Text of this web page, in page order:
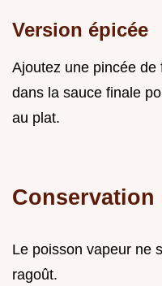
Version épicée
Ajoutez une pincée
dans la sauce finale
au plat.
Conservation
Le poisson vapeur ne
ragoût.